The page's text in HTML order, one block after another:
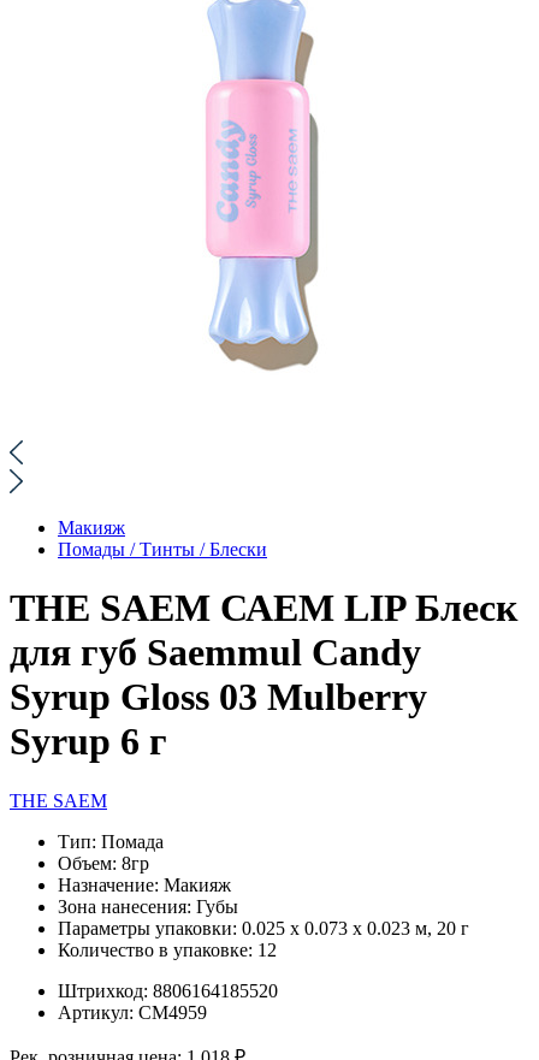
Макияж
Помады / Тинты / Блески
THE SAEM САЕМ LIP Блеск
для губ Saemmul Candy
Syrup Gloss 03 Mulberry
Syrup 6 г
THE SAEM
Тип: Помада
Объем: 8гр
Назначение: Макияж
Зона нанесения: Губы
Параметры упаковки: 0.025 x 0.073 x 0.023 м, 20 г
Количество в упаковке: 12
Штрихкод: 8806164185520
Артикул: СМ4959